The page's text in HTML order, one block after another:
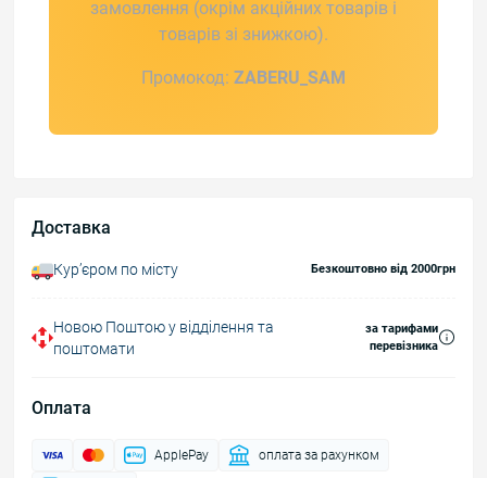
замовлення (окрім акційних товарів і
товарів зі знижкою).
Промокод: ZABERU_SAM
Доставка
Курʼєром по місту Безкоштовно від 2000грн
Новою Поштою у відділення та
поштомати
за тарифами
перевізника
Оплата
ApplePay оплата за рахунком